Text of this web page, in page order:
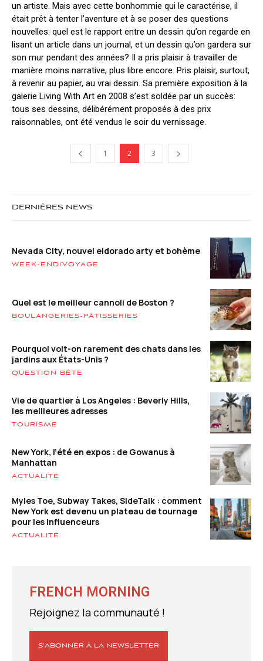
un artiste. Mais avec cette bonhommie qui le caractérise, il
était prêt à tenter l’aventure et à se poser des questions
nouvelles: quel est le rapport entre un dessin qu’on regarde en
lisant un article dans un journal, et un dessin qu’on gardera sur
son mur pendant des années? Il a pris plaisir à travailler de
manière moins narrative, plus libre encore. Pris plaisir, surtout,
à revenir au papier, au vrai dessin. Sa première exposition à la
galerie Living With Art en 2008 s’est soldée par un succès:
tous ses dessins, délibérément proposés à des prix
raisonnables, ont été vendus le soir du vernissage.
1 2 3
DERNIÈRES NEWS
Nevada City, nouvel eldorado arty et bohème
WEEK-END/VOYAGE
Quel est le meilleur cannoli de Boston ?
BOULANGERIES-PÂTISSERIES
Pourquoi voit-on rarement des chats dans les
jardins aux États-Unis ?
QUESTION BÊTE
Vie de quartier à Los Angeles : Beverly Hills,
les meilleures adresses
TOURISME
New York, l’été en expos : de Gowanus à
Manhattan
ACTUALITÉ
Myles Toe, Subway Takes, SideTalk : comment
New York est devenu un plateau de tournage
pour les influenceurs
ACTUALITÉ
FRENCH MORNING
Rejoignez la communauté !
S’ABONNER À LA NEWSLETTER